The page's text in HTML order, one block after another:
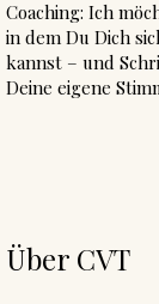
Coaching: Ich
in dem Du Dich
kannst – und
Deine eigene
Über CVT